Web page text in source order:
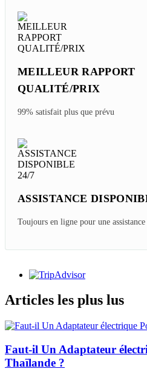
MEILLEUR RAPPORT
QUALITÉ/PRIX
99% satisfait plus que prévu
ASSISTANCE
Toujours en ligne pour une
Articles les plus lus
Faut-il Un Adaptateur
Thaïlande ?